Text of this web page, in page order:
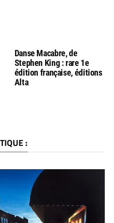
Danse Macabre, de
Stephen King : rare 1e
édition française, éditions
Alta
: